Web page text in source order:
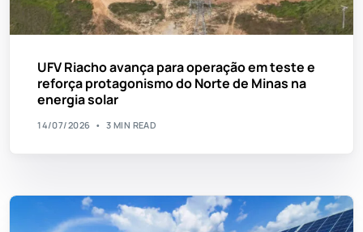
UFV Riacho avança para operação em teste e
reforça protagonismo do Norte de Minas na
energia solar
14/07/2026 3 MIN READ